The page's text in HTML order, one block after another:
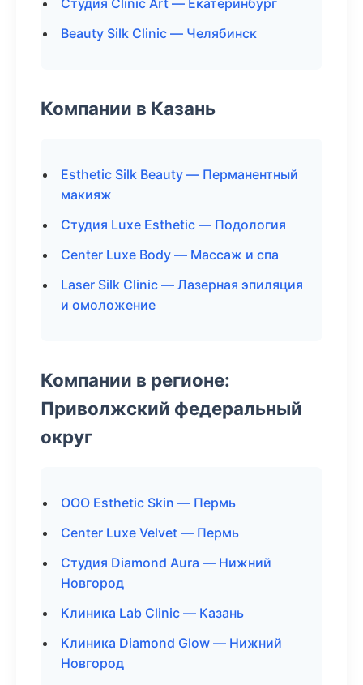
Студия Clinic Art — Екатеринбург
Beauty Silk Clinic — Челябинск
Компании в Казань
Esthetic Silk Beauty — Перманентный
макияж
Студия Luxe Esthetic — Подология
Center Luxe Body — Массаж и спа
Laser Silk Clinic — Лазерная эпиляция
и омоложение
Компании в регионе:
Приволжский федеральный
округ
ООО Esthetic Skin — Пермь
Center Luxe Velvet — Пермь
Студия Diamond Aura — Нижний
Новгород
Клиника Lab Clinic — Казань
Клиника Diamond Glow — Нижний
Новгород